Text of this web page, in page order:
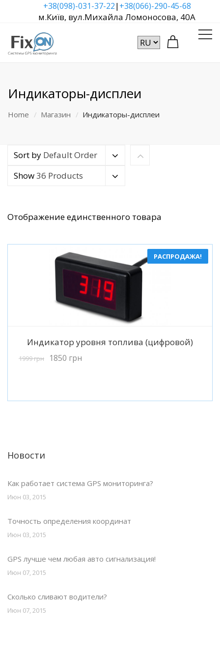
+38(098)-031-37-22|+38(066)-290-45-68
м.Київ, вул.Михайла Ломоносова, 40А
Индикаторы-дисплеи
Home Магазин Индикаторы-дисплеи
Sort by Default Order
Show36 Products
Отображение единственного товара
РАСПРОДАЖА!
Подробнее
Индикатор уровня топлива (цифровой)
1999грн 1850 грн
Новости
Как работает система GPS мониторинга?
Июн 03, 2015
Точность определения координат
Июн 03, 2015
GPS лучше чем любая авто сигнализация!
Июн 07, 2015
Сколько сливают водители?
Июн 07, 2015